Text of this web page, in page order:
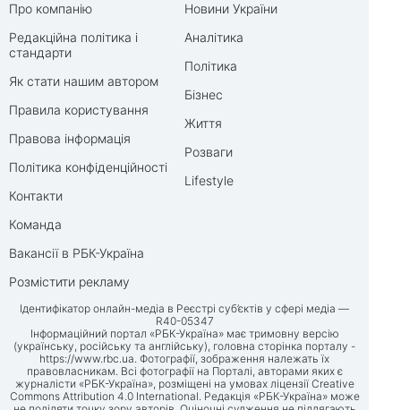
Про компанію
Редакційна політика і
стандарти
Як стати нашим автором
Правила користування
Правова інформація
Політика конфіденційності
Контакти
Команда
Вакансії в РБК-Україна
Розмістити рекламу
Новини України
Аналітика
Політика
Бізнес
Життя
Розваги
Lifestyle
Ідентифікатор онлайн-медіа в Реєстрі суб’єктів у сфері медіа —
R40-05347
Інформаційний портал «РБК-Україна» має тримовну версію
(українську, російську та англійську), головна сторінка порталу -
https://www.rbc.ua. Фотографії, зображення належать їх
правовласникам. Всі фотографії на Порталі, авторами яких є
журналісти «РБК-Україна», розміщені на умовах ліцензії Creative
Commons Attribution 4.0 International. Редакція «РБК-Україна» може